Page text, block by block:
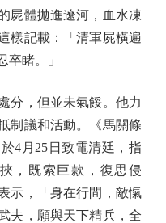
屍體拋進遼河，血水凍
樣記載：「清軍屍橫遍
卒睹。」
，但並未氣餒。他力
制議和活動。《馬關條
4月25日致電清廷，指
，既索巨款，復思侵
示，「身在行間，敵愾
夫，願與天下精兵，全